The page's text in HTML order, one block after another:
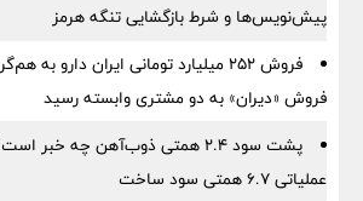
پیش‌نویس‌ها و شرط بازگشایی تنگه هرمز
فروش ۲۵۲ میلیارد تومانی ایران دارو
فروش «دیران» به دو مشتری وابسته رسید
پشت سود ۲.۴ همتی ذوب‌آهن چه خبر
عملیاتی ۶.۷ همتی سود ساخت